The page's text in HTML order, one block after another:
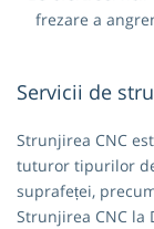
frezare a
Servicii de
Strunjirea CNC
tuturor tipurilor
suprafeței,
Strunjirea CNC la